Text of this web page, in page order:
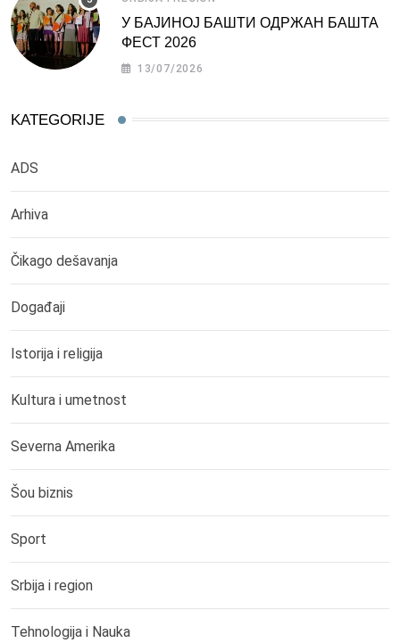
У БАЈИНОЈ БАШТИ ОДРЖАН БАШТА
ФЕСТ 2026
13/07/2026
KATEGORIJE
ADS
Arhiva
Čikago dešavanja
Događaji
Istorija i religija
Kultura i umetnost
Severna Amerika
Šou biznis
Sport
Srbija i region
Tehnologija i Nauka